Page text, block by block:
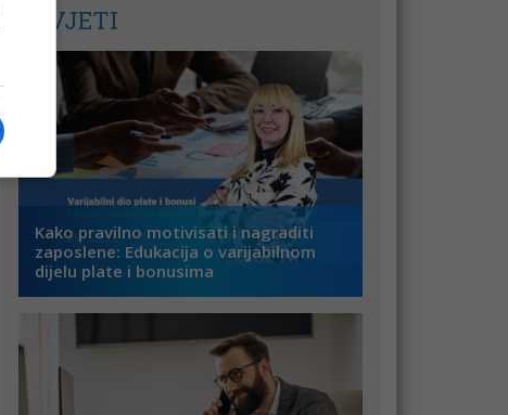
SAVJETI
Kako pravilno motivisati i nagraditi
zaposlene: Edukacija o varijabilnom
dijelu plate i bonusima